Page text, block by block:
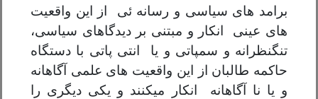
برامد های سیاسی و رسانه ئی از این واقعیت
های عینی انکار و مبتنی بر دیدگاهای سیاسی،
تنگنظرانه و سمپاتی و یا انتی پاتی با دستگاه
حاکمه طالبان از این واقعیت های علمی آگاهانه
و یا نا آگاهانه انکار میکنند و یکی دیگری را